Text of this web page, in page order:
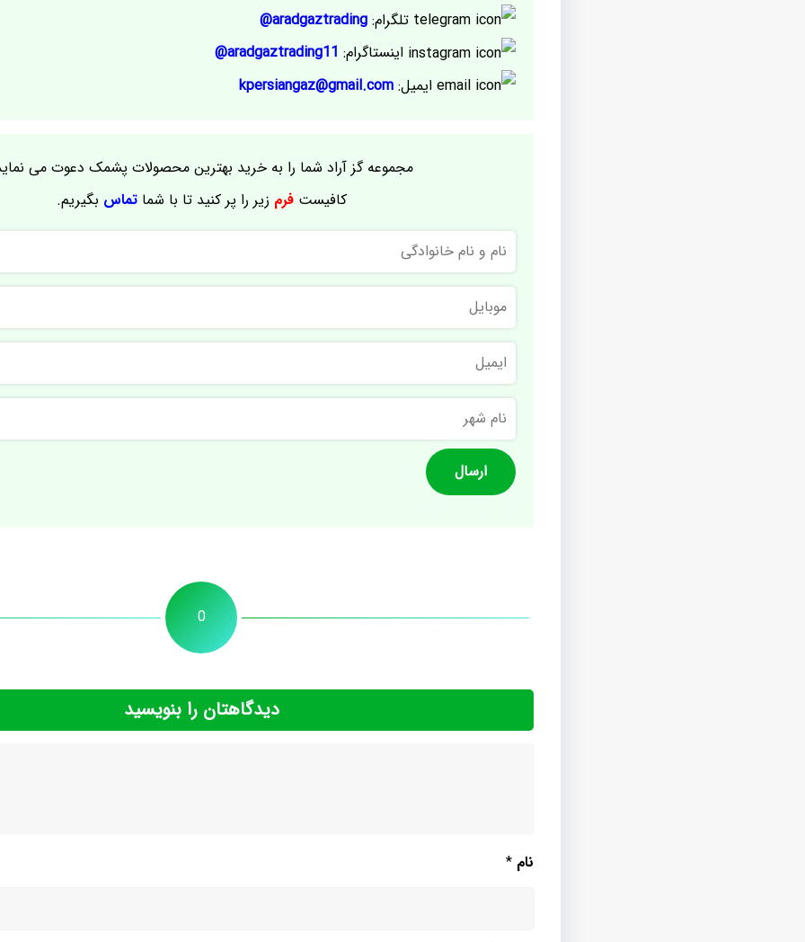
تلگرام: aradgaztrading@
اینستاگرام: aradgaztrading11@
ایمیل: kpersiangaz@gmail.com
مجموعه گز آراد شما را به خرید بهترین محصولات پشمک دعوت می
کافیستفرم زیر را پر کنید تا با شماتماس بگیریم.
و
نام
خانوادگی
موبایل
ایمیل
نام
شهر
0
دیدگاهتان را بنویسید
نام *